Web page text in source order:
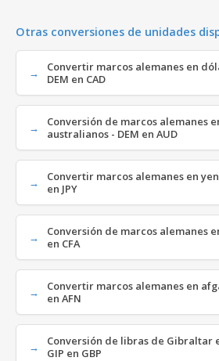
Otras conversiones de unidades
Convertir marcos alemanes en
DEM en CAD
Conversión de marcos alemanes
australianos - DEM en AUD
Convertir marcos alemanes en
en JPY
Conversión de marcos alemanes
en CFA
Convertir marcos alemanes en
en AFN
Conversión de libras de Gibraltar
GIP en GBP